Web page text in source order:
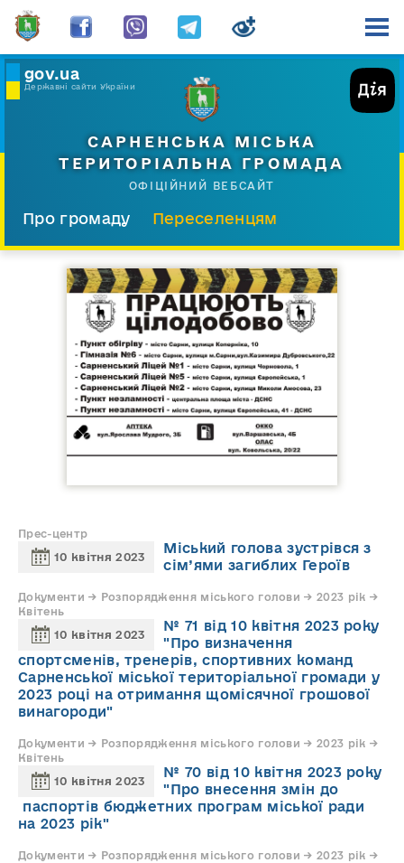
gov.ua
Державні сайти України
САРНЕНСЬКА МІСЬКА
ТЕРИТОРІАЛЬНА ГРОМАДА
ОФІЦІЙНИЙ ВЕБСАЙТ
Про громаду
Переселенцям
Прес-центр
Прес-центр
10 квітня 2023
Міський голова зустрівся з
сім’ями загиблих Героїв
Документи → Розпорядження міського голови → 2023 рік →
Квітень
10 квітня 2023
№ 71 від 10 квітня 2023 року
"Про визначення
спортсменів, тренерів, спортивних команд
Сарненської міської територіальної громади у
2023 році на отримання щомісячної грошової
винагороди"
Документи → Розпорядження міського голови → 2023 рік →
Квітень
10 квітня 2023
№ 70 від 10 квітня 2023 року
"Про внесення змін до
паспортів бюджетних програм міської ради
на 2023 рік"
Документи → Розпорядження міського голови → 2023 рік →